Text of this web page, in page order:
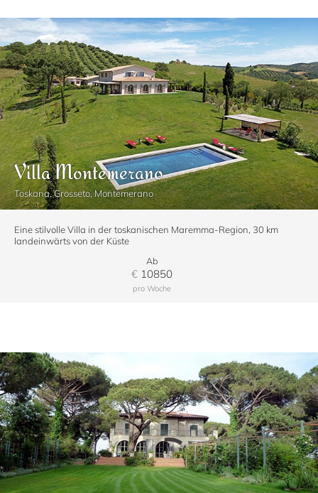
Villa Montemerano
Toskana, Grosseto, Montemerano
Eine stilvolle Villa in der toskanischen Maremma-Region, 30 km
landeinwärts von der Küste
Ab
€ 10850
pro Woche